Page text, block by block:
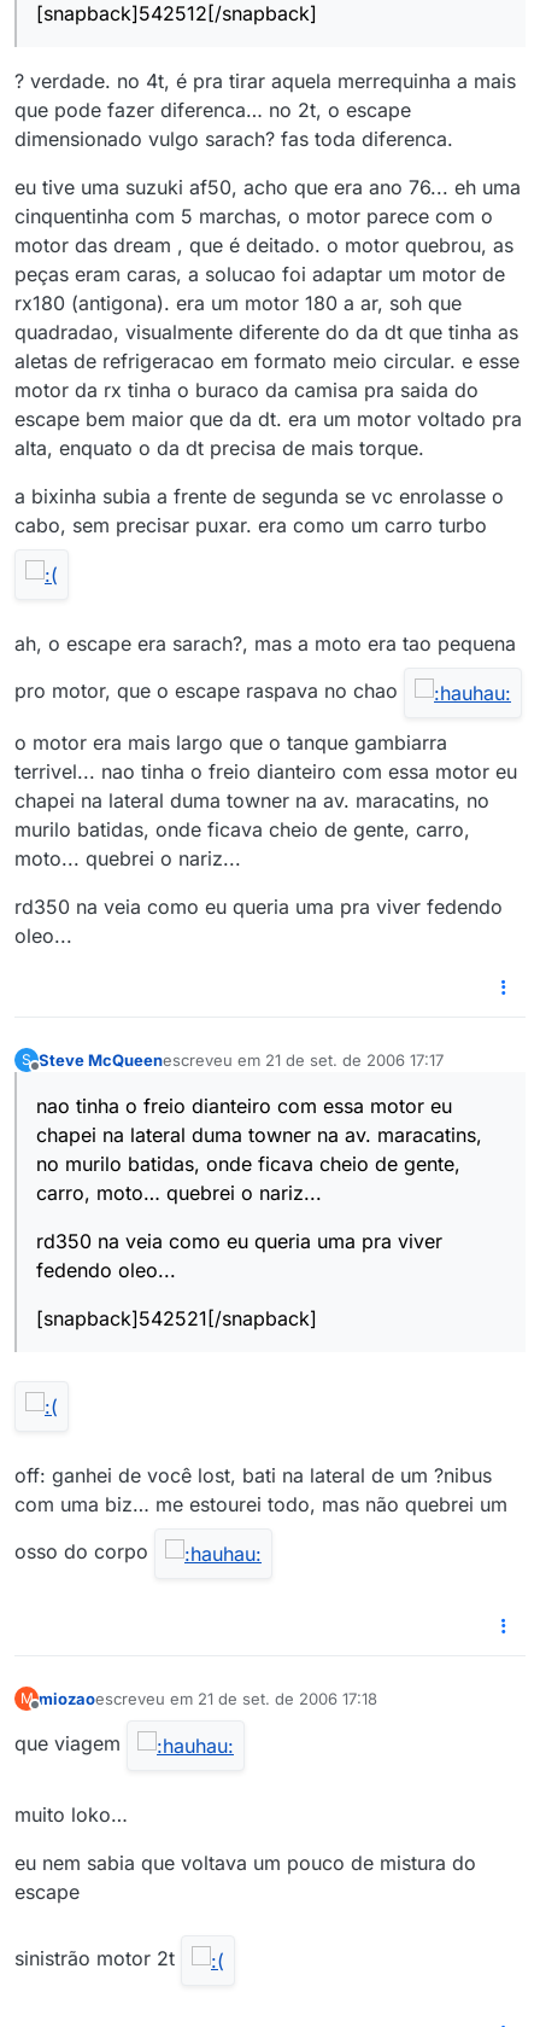
[snapback]542512[/snapback]
? verdade. no 4t, é pra tirar aquela merrequinha a mais
que pode fazer diferenca… no 2t, o escape
dimensionado vulgo sarach? fas toda diferenca.
eu tive uma suzuki af50, acho que era ano 76... eh uma
cinquentinha com 5 marchas, o motor parece com o
motor das dream , que é deitado. o motor quebrou, as
peças eram caras, a solucao foi adaptar um motor de
rx180 (antigona). era um motor 180 a ar, soh que
quadradao, visualmente diferente do da dt que tinha as
aletas de refrigeracao em formato meio circular. e esse
motor da rx tinha o buraco da camisa pra saida do
escape bem maior que da dt. era um motor voltado pra
alta, enquato o da dt precisa de mais torque.
a bixinha subia a frente de segunda se vc enrolasse o
cabo, sem precisar puxar. era como um carro turbo
ah, o escape era sarach?, mas a moto era tao pequena
pro motor, que o escape raspava no chao
o motor era mais largo que o tanque gambiarra
terrivel... nao tinha o freio dianteiro com essa motor eu
chapei na lateral duma towner na av. maracatins, no
murilo batidas, onde ficava cheio de gente, carro,
moto... quebrei o nariz...
rd350 na veia como eu queria uma pra viver fedendo
oleo...
S Steve McQueenescreveu em 21 de set. de 2006 17:17
última edição por
nao tinha o freio dianteiro com essa motor eu
chapei na lateral duma towner na av. maracatins,
no murilo batidas, onde ficava cheio de gente,
carro, moto… quebrei o nariz...
rd350 na veia como eu queria uma pra viver
fedendo oleo...
[snapback]542521[/snapback]
off: ganhei de você lost, bati na lateral de um ?nibus
com uma biz… me estourei todo, mas não quebrei um
osso do corpo
M miozaoescreveu em 21 de set. de 2006 17:18
última edição por
que viagem
muito loko…
eu nem sabia que voltava um pouco de mistura do
escape
sinistrão motor 2t